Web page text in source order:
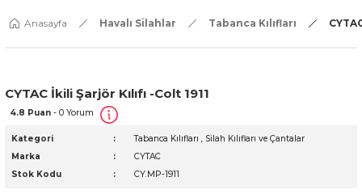
Anasayfa Havalı Silahlar Tabanca Kılıfları
CYTAC İkili Şarjör Kılıfı -Colt 1911
4.8 Puan - 0 Yorum
Kategori Tabanca Kılıfları , Silah Kılıfları ve Çantalar
Marka
CYTAC
Stok Kodu
CY.MP-1911